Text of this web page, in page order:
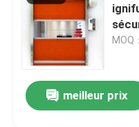
MOQ
meilleur prix